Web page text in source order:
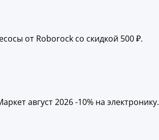
от Roborock со скидкой 500 ₽.
август 2026 -10% на электронику.